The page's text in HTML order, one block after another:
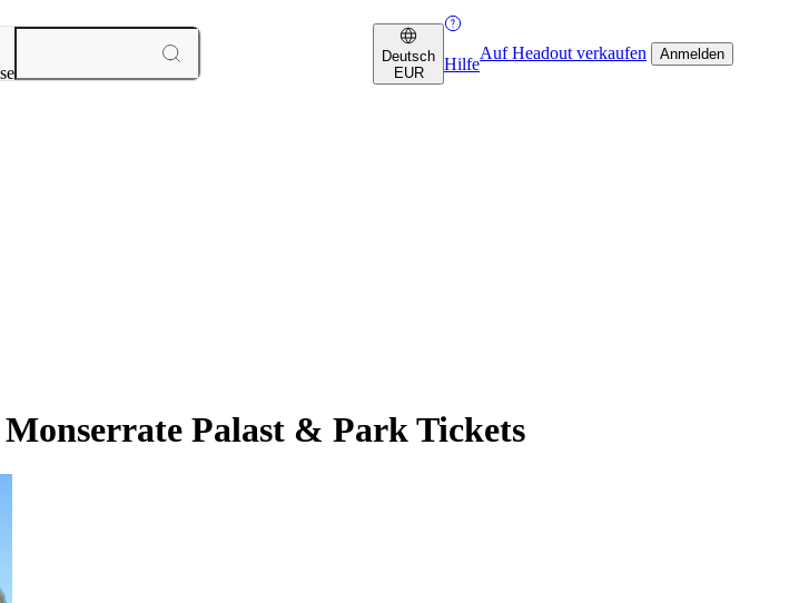
Deutsch
EUR
Hilfe
Auf Headout verkaufen Anmelden
Palast & Park Tickets